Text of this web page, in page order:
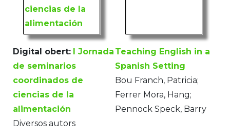
Digital obert: I Jornada
de seminarios
coordinados de
ciencias de la
alimentación
Diversos autors
Teaching English in a
Spanish Setting
Bou Franch, Patricia;
Ferrer Mora, Hang;
Pennock Speck, Barry